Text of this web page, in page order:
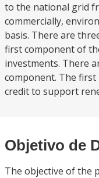
to the national grid
commercially,
basis. There are
first component of
investments. There
component. The
credit to support
Objetivo de
The objective of the